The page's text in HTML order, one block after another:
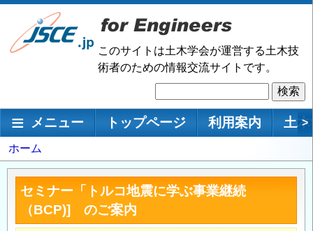
メ
ン
移
このサイトは土木学会が運営する土木技
術者のための情報交流サイトです。
索
メインナビゲーション
メニュー トップページ 利用案内 土 >
パ
ン
く
ホーム
セミナー「トルコ地震に学ぶ事業継続
（BCP)] のご案内